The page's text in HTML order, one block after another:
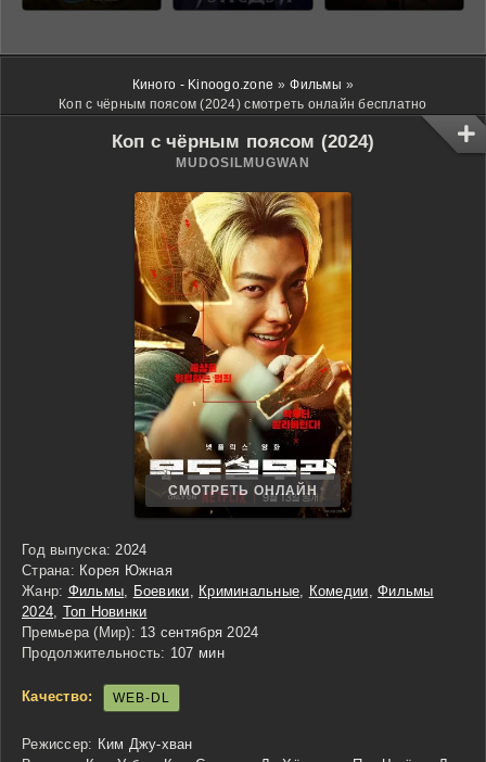
Киного - Kinoogo.zone » Фильмы »
Коп с чёрным поясом (2024) смотреть онлайн бесплатно
Коп с чёрным поясом (2024)
MUDOSILMUGWAN
СМОТРЕТЬ ОНЛАЙН
Год выпуска: 2024
Страна: Корея Южная
Жанр: Фильмы Боевики Криминальные Комедии ,Фильмы
2024 Топ Новинки
Премьера (Мир): 13 сентября 2024
Продолжительность: 107 мин
Качество: WEB-DL
Режиссер: Ким Джу-хван